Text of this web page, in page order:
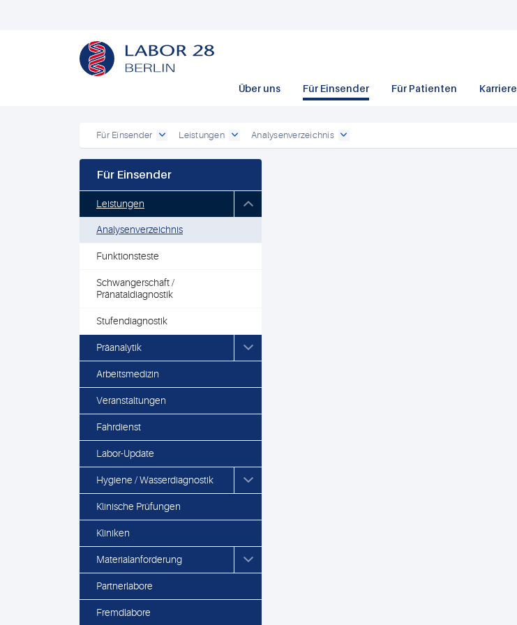
Über uns Für Einsender Für Patienten Karriere
Für Einsender Leistungen Analysenverzeichnis
Für Einsender
Leistungen
Analysenverzeichnis
Funktionsteste
Schwangerschaft /
Pränataldiagnostik
Stufendiagnostik
Präanalytik
Arbeitsmedizin
Veranstaltungen
Fahrdienst
Labor-Update
Hygiene / Wasserdiagnostik
Klinische Prüfungen
Kliniken
Materialanforderung
Partnerlabore
Fremdlabore